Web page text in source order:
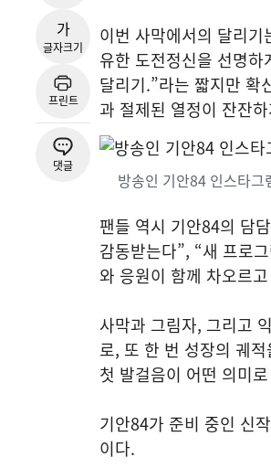
가
글자크기
프린트
댓글
이번 사막에서의 달리
유한 도전정신을 선명
달리기.”라는 짧지만 확
과 절제된 열정이 잔잔
방송인 기안84 인스타그
팬들 역시 기안84의 담
감동받는다”, “새 프로
와 응원이 함께 차오르
사막과 그림자, 그리고
로, 또 한 번 성장의 궤
첫 발걸음이 어떤 의미
기안84가 준비 중인 신
이다.